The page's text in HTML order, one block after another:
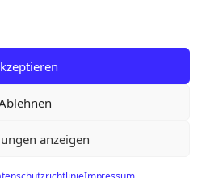
anzeigen
B. Piaggio, Porter, Quargo, Ape)
Inhaber und werden
der Teilekompatibilität
S.R.L. steht in keiner Verbindung
oder „OEM“-Teile sind
kompatibel mit Piaggio-
. All right reserved. Powered by